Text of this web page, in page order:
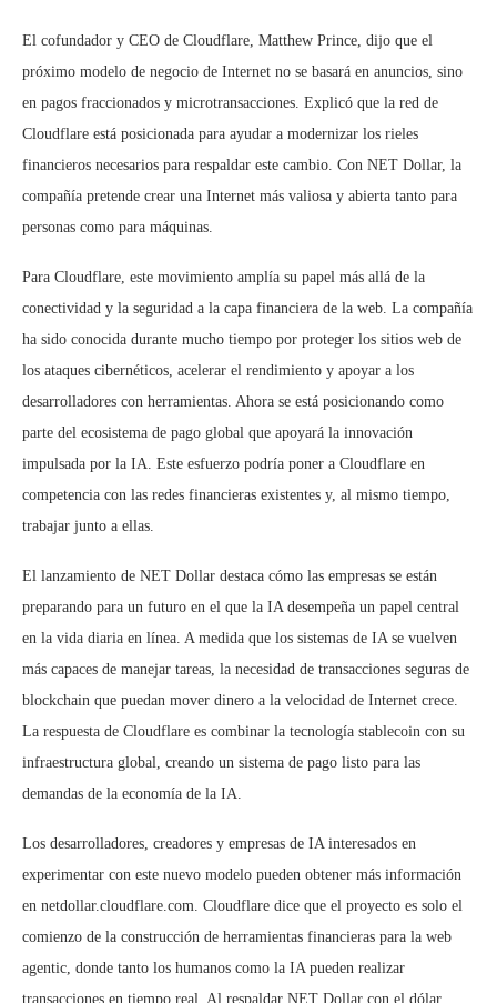
El cofundador y CEO de Cloudflare, Matthew Prince, dijo que el
próximo modelo de negocio de Internet no se basará en anuncios, sino
en pagos fraccionados y microtransacciones. Explicó que la red de
Cloudflare está posicionada para ayudar a modernizar los rieles
financieros necesarios para respaldar este cambio. Con NET Dollar, la
compañía pretende crear una Internet más valiosa y abierta tanto para
personas como para máquinas.
Para Cloudflare, este movimiento amplía su papel más allá de la
conectividad y la seguridad a la capa financiera de la web. La compañía
ha sido conocida durante mucho tiempo por proteger los sitios web de
los ataques cibernéticos, acelerar el rendimiento y apoyar a los
desarrolladores con herramientas. Ahora se está posicionando como
parte del ecosistema de pago global que apoyará la innovación
impulsada por la IA. Este esfuerzo podría poner a Cloudflare en
competencia con las redes financieras existentes y, al mismo tiempo,
trabajar junto a ellas.
El lanzamiento de NET Dollar destaca cómo las empresas se están
preparando para un futuro en el que la IA desempeña un papel central
en la vida diaria en línea. A medida que los sistemas de IA se vuelven
más capaces de manejar tareas, la necesidad de transacciones seguras de
blockchain que puedan mover dinero a la velocidad de Internet crece.
La respuesta de Cloudflare es combinar la tecnología stablecoin con su
infraestructura global, creando un sistema de pago listo para las
demandas de la economía de la IA.
Los desarrolladores, creadores y empresas de IA interesados en
experimentar con este nuevo modelo pueden obtener más información
en netdollar.cloudflare.com. Cloudflare dice que el proyecto es solo el
comienzo de la construcción de herramientas financieras para la web
agentic, donde tanto los humanos como la IA pueden realizar
transacciones en tiempo real. Al respaldar NET Dollar con el dólar